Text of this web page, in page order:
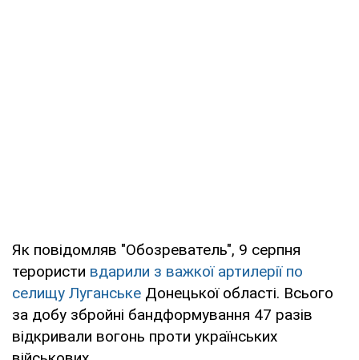
Як повідомляв "Обозреватель", 9 серпня
терористи вдарили з важкої артилерії по
селищу Луганське Донецької області. Всього
за добу збройні бандформування 47 разів
відкривали вогонь проти українських